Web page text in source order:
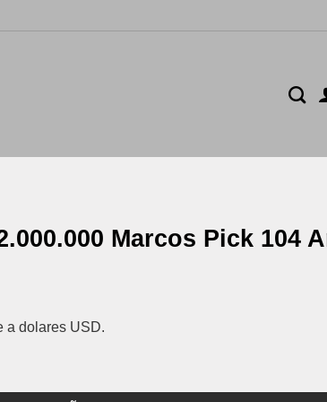
Marcos Pick 104
a dolares USD.